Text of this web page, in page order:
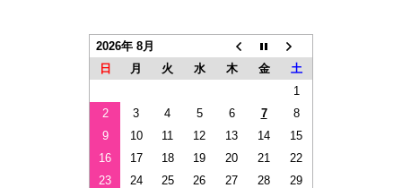
2026年 8月
日
月 火 水 木 金
土
1
2
3 4 5 6 7
8
9
10 11 12 13 14
15
16
17 18 19 20 21
22
23
24 25 26 27 28
29